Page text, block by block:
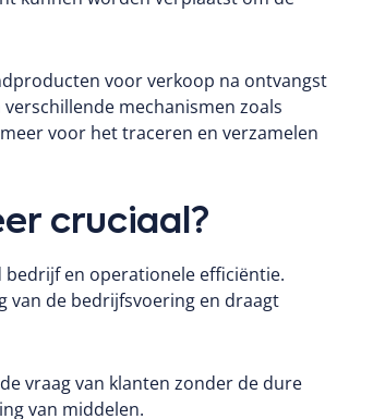
voor verkoop na ontvangst
mechanismen zoals
voor het traceren en verzamelen
cruciaal?
bedrijf en operationele efficiëntie.
van de bedrijfsvoering en draagt
vraag van klanten zonder de dure
van middelen.